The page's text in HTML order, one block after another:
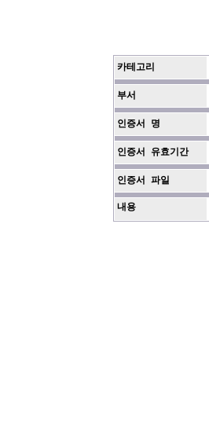
카테고리
부서
인증서 명
인증서 유효기간
인증서 파일
내용